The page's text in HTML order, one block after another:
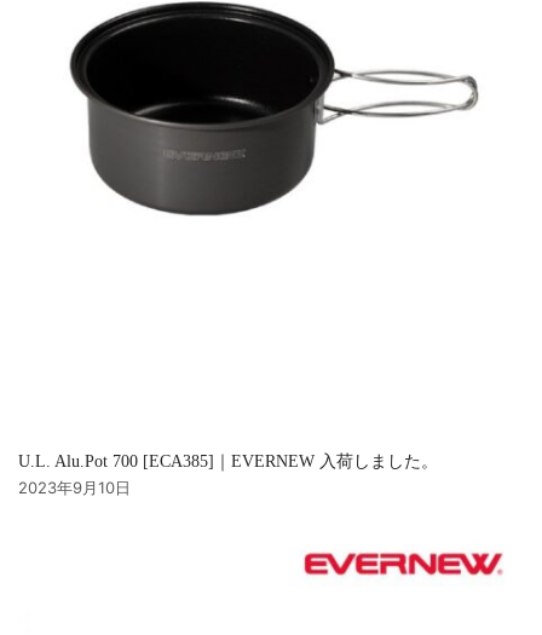
U.L. Alu.Pot 700 [ECA385]｜EVERNEW 入荷しました。
2023年9月10日